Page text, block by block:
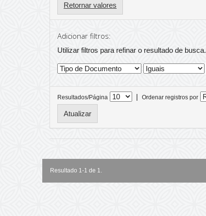
Retornar valores
Adicionar filtros:
Utilizar filtros para refinar o resultado de busca.
Resultados/Página | Ordenar registros por
Resultado 1-1 de 1.